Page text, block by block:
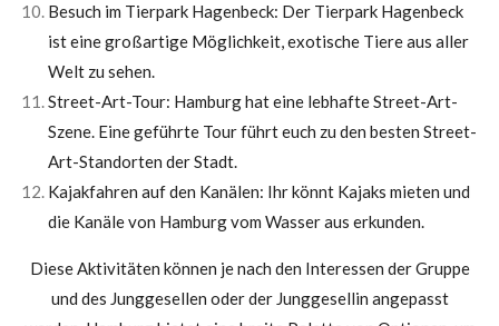
Besuch im Tierpark Hagenbeck: Der Tierpark Hagenbeck
ist eine großartige Möglichkeit, exotische Tiere aus aller
Welt zu sehen.
Street-Art-Tour: Hamburg hat eine lebhafte Street-Art-
Szene. Eine geführte Tour führt euch zu den besten Street-
Art-Standorten der Stadt.
Kajakfahren auf den Kanälen: Ihr könnt Kajaks mieten und
die Kanäle von Hamburg vom Wasser aus erkunden.
Diese Aktivitäten können je nach den Interessen der Gruppe
und des Junggesellen oder der Junggesellin angepasst